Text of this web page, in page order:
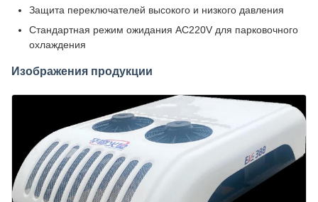
Защита переключателей высокого и низкого давления
Стандартная режим ожидания AC220V для парковочного
охлаждения
Изображения продукции